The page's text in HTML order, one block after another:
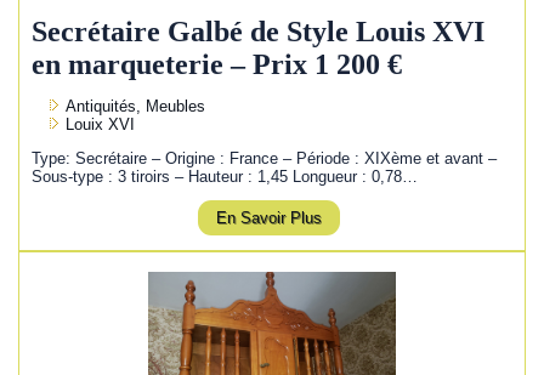
Secrétaire Galbé de Style Louis XVI
en marqueterie – Prix 1 200 €
Antiquités, Meubles
Louix XVI
Type: Secrétaire – Origine : France – Période : XIXème et avant –
Sous-type : 3 tiroirs – Hauteur : 1,45 Longueur : 0,78…
En Savoir Plus